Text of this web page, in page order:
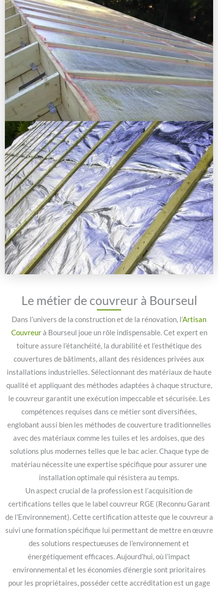
Le métier de couvreur à Bourseul
Dans l’univers de la construction et de la rénovation, l’Artisan
Couvreurà Bourseul joue un rôle indispensable. Cet expert en
toiture assure l’étanchéité, la durabilité et l’esthétique des
couvertures de bâtiments, allant des résidences privées aux
installations industrielles. Sélectionnant des matériaux de haute
qualité et appliquant des méthodes adaptées à chaque structure,
le couvreur garantit une exécution impeccable et sécurisée. Les
compétences requises dans ce métier sont diversifiées,
englobant aussi bien les méthodes de couverture traditionnelles
avec des matériaux comme les tuiles et les ardoises, que des
solutions plus modernes telles que le bac acier. Chaque type de
matériau nécessite une expertise spécifique pour assurer une
installation optimale qui résistera au temps.
Un aspect crucial de la profession est l’acquisition de
certifications telles que le label couvreur RGE (Reconnu Garant
de l’Environnement). Cette certification atteste que le couvreur a
suivi une formation spécifique lui permettant de mettre en œuvre
des solutions respectueuses de l’environnement et
énergétiquement efficaces. Aujourd’hui, où l’impact
environnemental et les économies d’énergie sont prioritaires
pour les propriétaires, posséder cette accréditation est un gage